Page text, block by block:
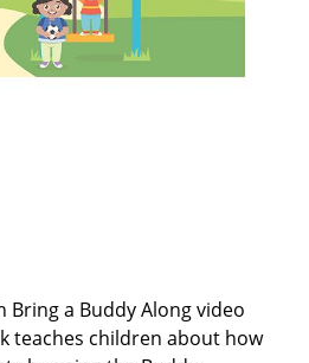
Bring a Buddy Along video
teaches children about how